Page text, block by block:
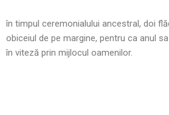
în timpul ceremonialului ancestral, doi
obiceiul de pe margine, pentru ca anul
în viteză prin mijlocul oamenilor.